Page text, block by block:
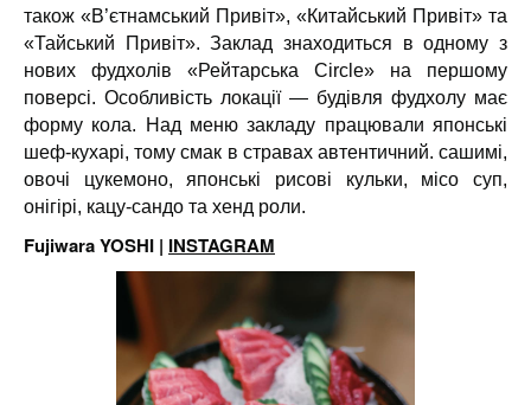
також «В’єтнамський Привіт», «Китайський Привіт» та
«Тайський Привіт». Заклад знаходиться в одному з
нових фудхолів «Рейтарська Circle» на першому
поверсі. Особливість локації — будівля фудхолу має
форму кола. Над меню закладу працювали японські
шеф-кухарі, тому смак в стравах автентичний. сашимі,
овочі цукемоно, японські рисові кульки, місо суп,
онігірі, кацу-сандо та хенд роли.
Fujiwara YOSHI | INSTAGRAM